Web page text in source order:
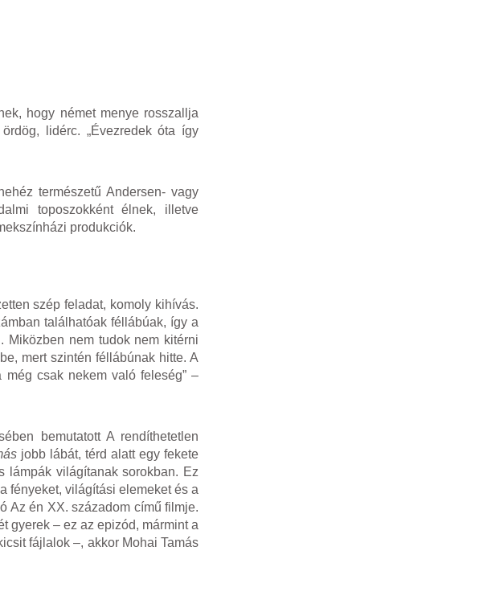
hogy német menye rosszallja
lidérc. „Évezredek óta így
természetű Andersen- vagy
toposzokként élnek, illetve
produkciók.
szép feladat, komoly kihívás.
találhatóak féllábúak, így a
Miközben nem tudok nem kitérni
mert szintén féllábúnak hitte. A
csak nekem való feleség” –
bemutatott A rendíthetetlen
jobb lábát, térd alatt egy fekete
lámpák világítanak sorokban. Ez
fényeket, világítási elemeket és a
Az én XX. századom című filmje.
gyerek – ez az epizód, mármint a
fájlalok –, akkor Mohai Tamás